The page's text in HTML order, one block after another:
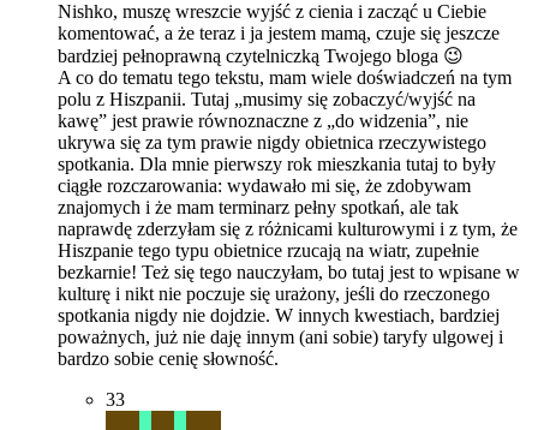
Nishko, muszę wreszcie wyjść z cienia i zacząć u Ciebie
komentować, a że teraz i ja jestem mamą, czuje się jeszcze
bardziej pełnoprawną czytelniczką Twojego bloga 😉
A co do tematu tego tekstu, mam wiele doświadczeń na tym
polu z Hiszpanii. Tutaj „musimy się zobaczyć/wyjść na
kawę” jest prawie równoznaczne z „do widzenia”, nie
ukrywa się za tym prawie nigdy obietnica rzeczywistego
spotkania. Dla mnie pierwszy rok mieszkania tutaj to były
ciągłe rozczarowania: wydawało mi się, że zdobywam
znajomych i że mam terminarz pełny spotkań, ale tak
naprawdę zderzyłam się z różnicami kulturowymi i z tym, że
Hiszpanie tego typu obietnice rzucają na wiatr, zupełnie
bezkarnie! Też się tego nauczyłam, bo tutaj jest to wpisane w
kulturę i nikt nie poczuje się urażony, jeśli do rzeczonego
spotkania nigdy nie dojdzie. W innych kwestiach, bardziej
poważnych, już nie daję innym (ani sobie) taryfy ulgowej i
bardzo sobie cenię słowność.
33